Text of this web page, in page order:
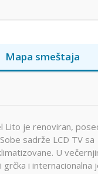
Mapa smeštaja
Lito je renoviran,
sadrže LCD TV sa
U
i internacionalna